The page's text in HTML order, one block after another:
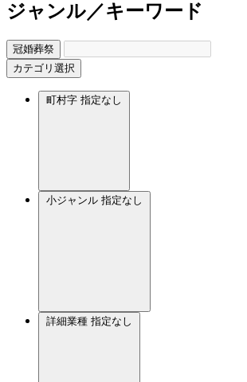
ジャンル／キーワード
冠婚葬祭
カテゴリ選択
町村字 指定なし
小ジャンル 指定なし
詳細業種 指定なし